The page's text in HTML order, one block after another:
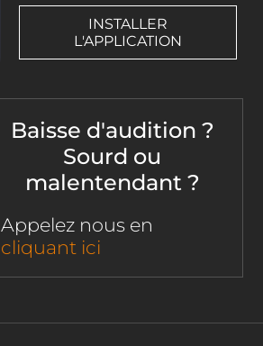
INSTALLER
L'APPLICATION
Baisse d'audition ?
Sourd ou
malentendant ?
Appelez nous en
cliquant ici